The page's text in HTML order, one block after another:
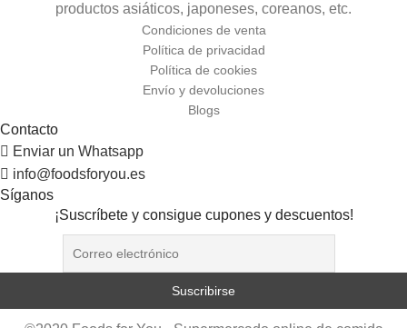
productos asiáticos, japoneses, coreanos, etc.
Condiciones de venta
Política de privacidad
Política de cookies
Envío y devoluciones
Blogs
Contacto
Enviar un Whatsapp
info@foodsforyou.es
Síganos
¡Suscríbete y consigue cupones y descuentos!